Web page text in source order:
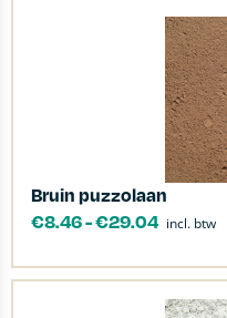
Bruin puzzolaan
€8.46-€29.04 incl. btw